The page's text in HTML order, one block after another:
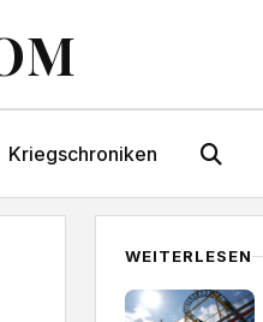
Kriegschroniken
WEITERLESEN